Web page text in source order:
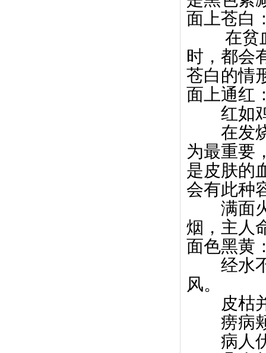
面上苍白
在贫血
时，都会
苍白的情
面上通红
红如鸡
在发烧
为最重要
是皮肤的
会有此种
满面火
烟，主
面色黑黄
经水不
风。
皮枯并
痨病颊
病人伏